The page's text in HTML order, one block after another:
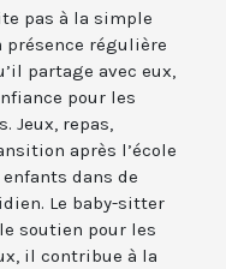
pas à la simple
présence régulière
partage avec eux,
pour les
Jeux, repas,
après l’école
dans de
Le baby-sitter
soutien pour les
il contribue à la